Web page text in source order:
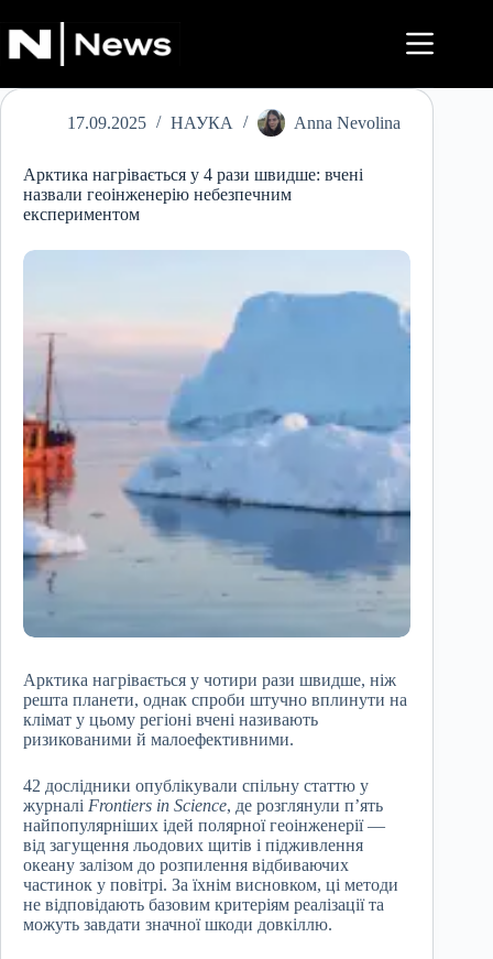
до
вмісту
17.09.2025 НАУКА Anna Nevolina
Арктика нагрівається у 4 рази швидше: вчені
назвали геоінженерію небезпечним
експериментом
Арктика нагрівається у чотири рази швидше, ніж
решта планети, однак спроби штучно вплинути на
клімат у цьому регіоні вчені називають
ризикованими й малоефективними.
42 дослідники опублікували спільну статтю у
журналі Frontiers in Science, де розглянули п’ять
найпопулярніших ідей полярної геоінженерії —
від загущення льодових щитів і підживлення
океану залізом до розпилення відбиваючих
частинок у повітрі. За їхнім висновком, ці методи
не відповідають базовим критеріям реалізації та
можуть завдати значної шкоди довкіллю.